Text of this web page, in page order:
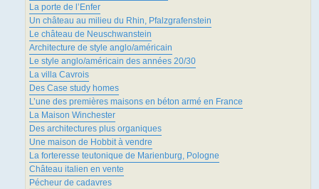
La porte de l’Enfer
Un château au milieu du Rhin, Pfalzgrafenstein
Le château de Neuschwanstein
Architecture de style anglo/américain
Le style anglo/américain des années 20/30
La villa Cavrois
Des Case study homes
L’une des premières maisons en béton armé en France
La Maison Winchester
Des architectures plus organiques
Une maison de Hobbit à vendre
La forteresse teutonique de Marienburg, Pologne
Château italien en vente
Pécheur de cadavres